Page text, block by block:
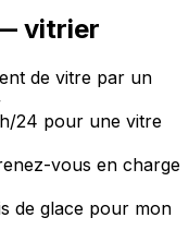
vitrier
de vitre par un
24 pour une vitre
vous en charge
de glace pour mon